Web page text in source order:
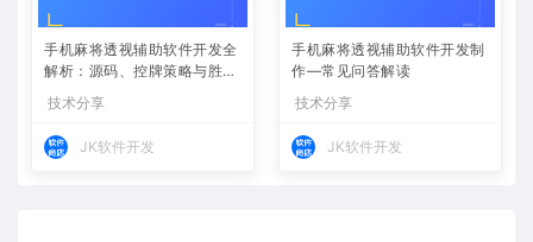
手机麻将透视辅助软件开发全
解析：源码、控牌策略与胜率
调节
技术分享
JK软件开发
手机麻将透视辅助软件开发制
作—常见问答解读
技术分享
JK软件开发